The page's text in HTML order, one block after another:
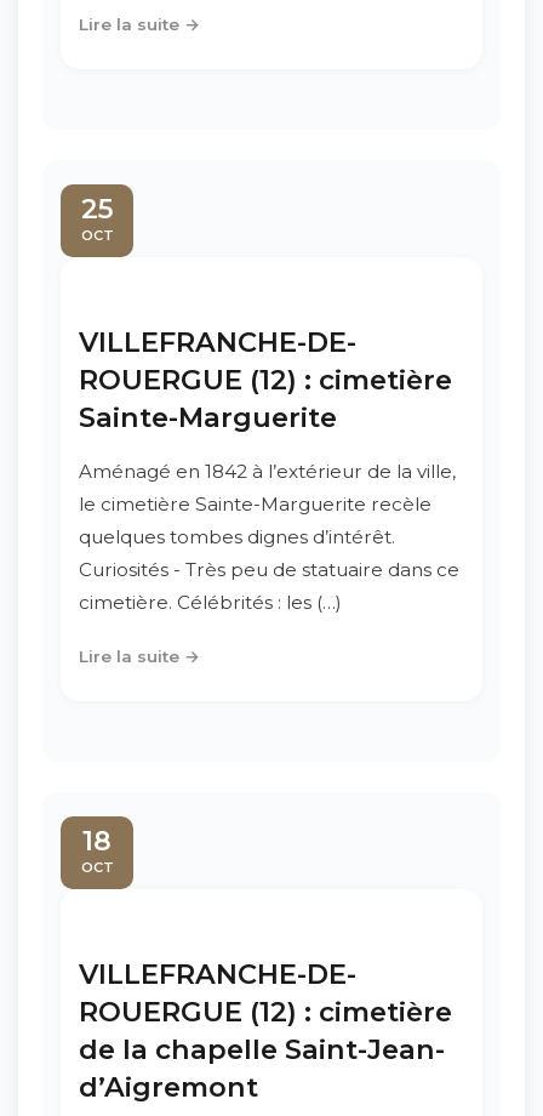
Lire la suite →
25
OCT
VILLEFRANCHE-DE-
ROUERGUE (12) : cimetière
Sainte-Marguerite
Aménagé en 1842 à l’extérieur de la ville,
le cimetière Sainte-Marguerite recèle
quelques tombes dignes d’intérêt.
Curiosités - Très peu de statuaire dans ce
cimetière. Célébrités : les (…)
Lire la suite →
18
OCT
VILLEFRANCHE-DE-
ROUERGUE (12) : cimetière
de la chapelle Saint-Jean-
d’Aigremont